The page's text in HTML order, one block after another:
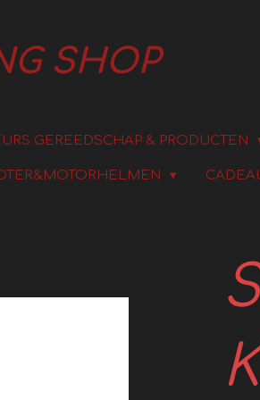
SHOP
GEREEDSCHAP & PRODUCTEN